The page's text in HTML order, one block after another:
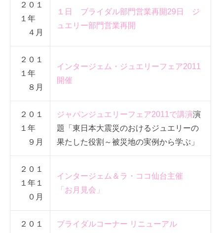
２０１
１年
４月
１日 ブライダル部門営業再開29日 ジ
ュエリー部門営業再開
２０１
１年
８月
インタージェム・ジュエリーフェア2011
開催
２０１
１年
９月
ジャパンジュエリーフェア2011で講演演
題「東日本大震災のおけるジュエリーの
果たした役割～被災地の実例から学ぶ」
２０１
１年１
０月
インタージェム＆ラ・ココ仙台主催
「お月見会」
２０１
ブライダルコーナー リニューアル